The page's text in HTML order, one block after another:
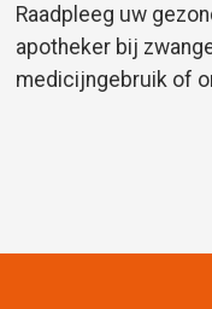
Raadpleeg uw
apotheker bij
medicijngebruik of